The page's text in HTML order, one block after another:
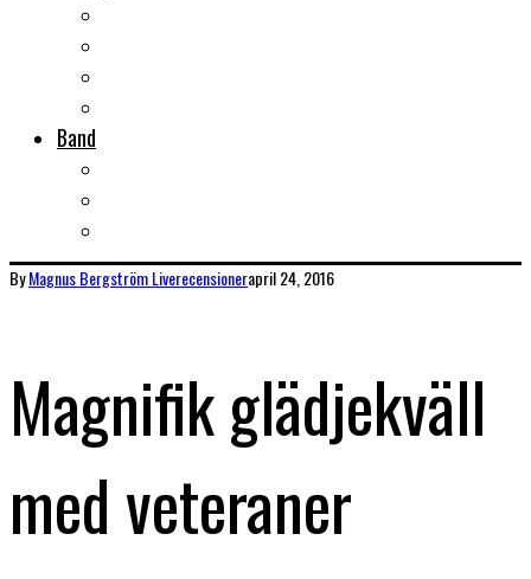
Band
ByMagnus BergströmLiverecensionerapril 24, 2016
Magnifik glädjekväll
med veteraner